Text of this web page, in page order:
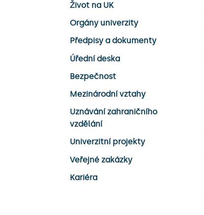
Život na UK
Orgány univerzity
Předpisy a dokumenty
Úřední deska
Bezpečnost
Mezinárodní vztahy
Uznávání zahraničního
vzdělání
Univerzitní projekty
Veřejné zakázky
Kariéra